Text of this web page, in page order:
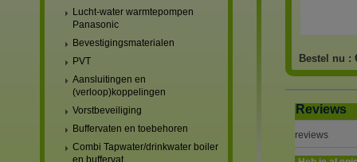
Lucht-water warmtepompen
Panasonic
Bevestigingsmaterialen
PVT
Aansluitingen en
(verloop)koppelingen
Vorstbeveiliging
Buffervaten en toebehoren
Combi Tapwater/drinkwater boiler
en buffervat
Bestel nu :
Reviews
reviews